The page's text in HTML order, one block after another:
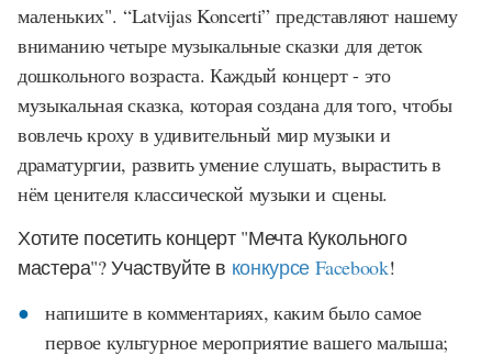
маленьких".“Latvijas Koncerti” представляют нашему
вниманию четыре музыкальные сказки для деток
дошкольного возраста. Каждый концерт - это
музыкальная сказка, которая создана для того, чтобы
вовлечь кроху в удивительный мир музыки и
драматургии, развить умение слушать, вырастить в
нём ценителя классической музыки и сцены.
Хотите посетить концерт "Мечта Кукольного
мастера"? Участвуйте в конкурсе Facebook!
напишите в комментариях, каким было самое
первое культурное мероприятие вашего малыша;